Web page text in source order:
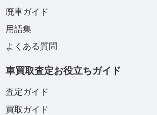
廃車ガイド
用語集
よくある質問
車買取査定お役立ちガイド
査定ガイド
買取ガイド